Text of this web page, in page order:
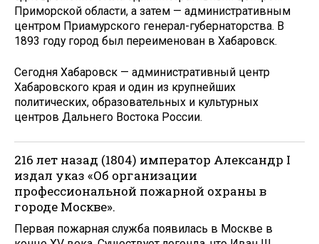
Приморской области, а затем — административным
центром Приамурского генерал-губернаторства. В
1893 году город был переименован в Хабаровск.
Сегодня Хабаровск — административный центр
Хабаровского края и один из крупнейших
политических, образовательных и культурных
центров Дальнего Востока России.
216 лет назад (1804) император Александр I
издал указ «Об организации
профессиональной пожарной охраны в
городе Москве».
Первая пожарная служба появилась в Москве в